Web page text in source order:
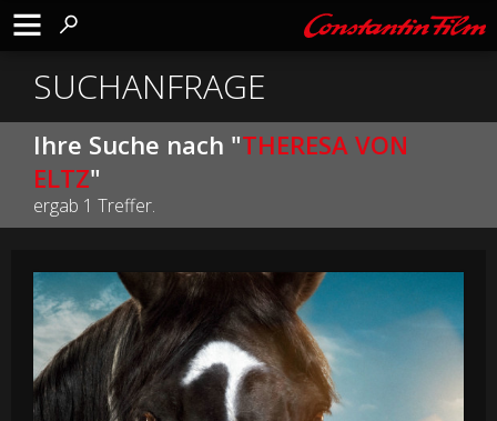
SUCHANFRAGE
Ihre Suche nach "THERESA VON
ELTZ"
ergab 1 Treffer.